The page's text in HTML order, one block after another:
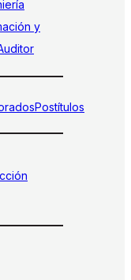
y
Postítulos